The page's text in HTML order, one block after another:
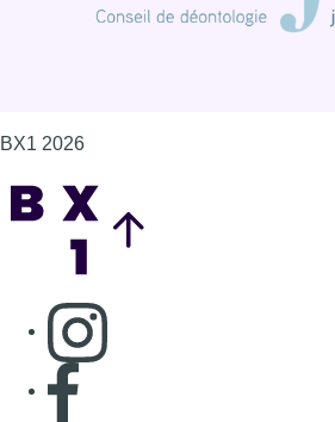
BX1 2026
Consulter page Instagram
Consulter page Facebook